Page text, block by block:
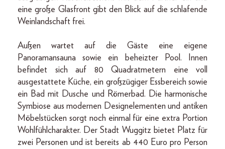
eine große Glasfront gibt den Blick auf die schlafende
Weinlandschaft frei.
Außen wartet auf die Gäste eine eigene
Panoramansauna sowie ein beheizter Pool. Innen
befindet sich auf 80 Quadratmetern eine voll
ausgestattete Küche, ein großzügiger Essbereich sowie
ein Bad mit Dusche und Römerbad. Die harmonische
Symbiose aus modernen Designelementen und antiken
Möbelstücken sorgt noch einmal für eine extra Portion
Wohlfühlcharakter. Der Stadt Wuggitz bietet Platz für
zwei Personen und ist bereits ab 440 Euro pro Person